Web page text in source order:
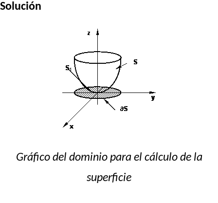
Solución
Gráfico del dominio para el cálculo de la
superficie